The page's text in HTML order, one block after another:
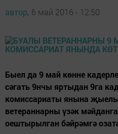
автор, 6 май 2016 - 12:50
Быел да 9 май көнне
сәгать 9нчы яртыдан 9га
комиссариаты янына
ветераннарны үзәк
оештырылган бәйрәмгә